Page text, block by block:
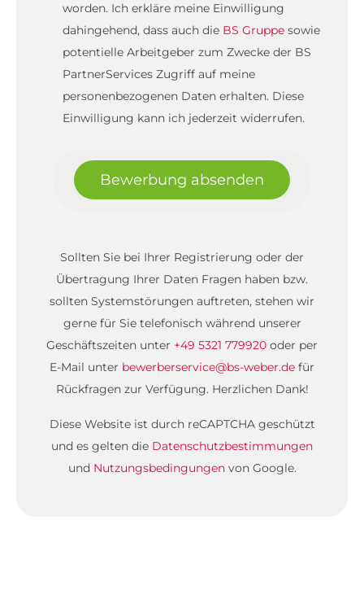
worden. Ich erkläre meine Einwilligung
dahingehend, dass auch die BS Gruppe sowie
potentielle Arbeitgeber zum Zwecke der BS
PartnerServices Zugriff auf meine
personenbezogenen Daten erhalten. Diese
Einwilligung kann ich jederzeit widerrufen.
Bewerbung absenden
Sollten Sie bei Ihrer Registrierung oder der
Übertragung Ihrer Daten Fragen haben bzw.
sollten Systemstörungen auftreten, stehen wir
gerne für Sie telefonisch während unserer
Geschäftszeiten unter +49 5321 779920 oder per
E-Mail unter bewerberservice@bs-weber.de für
Rückfragen zur Verfügung. Herzlichen Dank!
Diese Website ist durch reCAPTCHA geschützt
und es gelten die Datenschutzbestimmungen
und Nutzungsbedingungenvon Google.